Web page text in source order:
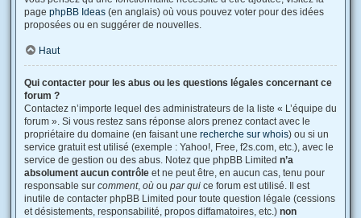
page phpBB Ideas (en anglais) où vous pouvez voter pour des idées
proposées ou en suggérer de nouvelles.
Haut
Qui contacter pour les abus ou les questions légales concernant ce
forum ?
Contactez n’importe lequel des administrateurs de la liste « L’équipe du
forum ». Si vous restez sans réponse alors prenez contact avec le
propriétaire du domaine (en faisant une recherche sur whois) ou si un
service gratuit est utilisé (exemple : Yahoo!, Free, f2s.com, etc.), avec le
service de gestion ou des abus. Notez que phpBB Limited n’a
absolument aucun contrôle et ne peut être, en aucun cas, tenu pour
responsable sur comment, où ou par qui ce forum est utilisé. Il est
inutile de contacter phpBB Limited pour toute question légale (cessions
et désistements, responsabilité, propos diffamatoires, etc.) non